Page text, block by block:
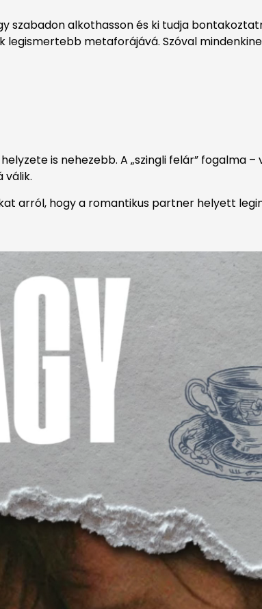
szabadon alkothasson és ki tudja
metaforájává. Szóval
is nehezebb. A „szingli felár” fogalma –
válik.
arról, hogy a romantikus partner helyett